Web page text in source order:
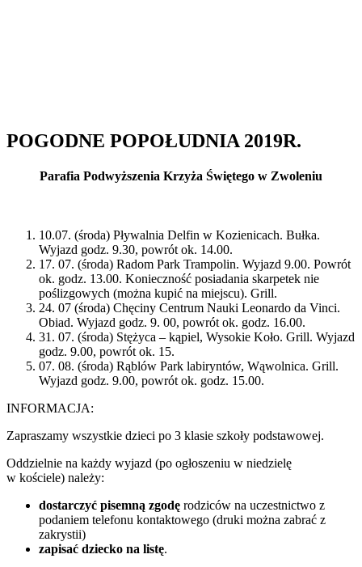
POGODNE POPOŁUDNIA 2019R.
Parafia Podwyższenia Krzyża Świętego w Zwoleniu
10.07. (środa) Pływalnia Delfin w Kozienicach. Bułka.
Wyjazd godz. 9.30, powrót ok. 14.00.
17. 07. (środa) Radom Park Trampolin. Wyjazd 9.00. Powrót
ok. godz. 13.00. Konieczność posiadania skarpetek nie
poślizgowych (można kupić na miejscu). Grill.
24. 07 (środa) Chęciny Centrum Nauki Leonardo da Vinci.
Obiad. Wyjazd godz. 9. 00, powrót ok. godz. 16.00.
31. 07. (środa) Stężyca – kąpiel, Wysokie Koło. Grill. Wyjazd
godz. 9.00, powrót ok. 15.
07. 08. (środa) Rąblów Park labiryntów, Wąwolnica. Grill.
Wyjazd godz. 9.00, powrót ok. godz. 15.00.
INFORMACJA:
Zapraszamy wszystkie dzieci po 3 klasie szkoły podstawowej.
Oddzielnie na każdy wyjazd (po ogłoszeniu w niedzielę
w kościele) należy:
dostarczyć pisemną zgodę rodziców na uczestnictwo z
podaniem telefonu kontaktowego (druki można zabrać z
zakrystii)
zapisać dziecko na listę.